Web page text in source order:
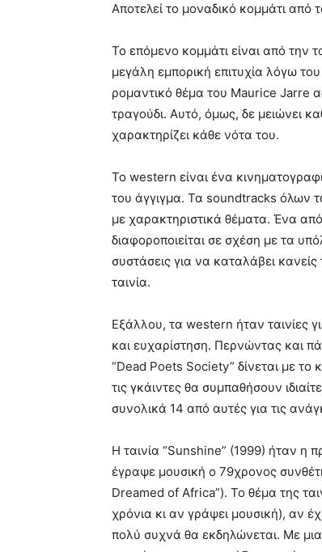
Αποτελεί το μοναδικό κομμάτι από
Το επόμενο κομμάτι είναι από την
μεγάλη εμπορική επιτυχία λόγω
ρομαντικό θέμα του Μaurice Jarre
τραγούδι. Αυτό, όμως, δε μειώνει
χαρακτηρίζει κάθε νότα του.
Το western είναι ένα
του άγγιγμα. Τα soundtracks όλων
με χαρακτηριστικά θέματα. Ένα
διαφοροποιείται σε σχέση με τα
συστάσεις για να καταλάβει
ταινία.
Εξάλλου, τα western ήταν ταινίες
και ευχαρίστηση. Περνώντας και
“Dead Poets Society” δίνεται με το
τις γκάιντες θα συμπαθήσουν
συνολικά 14 από αυτές για τις
Η ταινία “Sunshine” (1999) ήταν η
έγραψε μουσική ο 79χρονος
Dreamed of Africa”). To θέμα της
χρόνια κι αν γράψει μουσική), αν
πολύ συχνά θα εκδηλώνεται. Με